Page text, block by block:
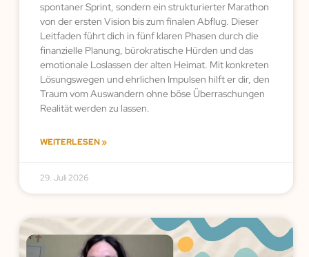
spontaner Sprint, sondern ein strukturierter Marathon
von der ersten Vision bis zum finalen Abflug. Dieser
Leitfaden führt dich in fünf klaren Phasen durch die
finanzielle Planung, bürokratische Hürden und das
emotionale Loslassen der alten Heimat. Mit konkreten
Lösungswegen und ehrlichen Impulsen hilft er dir, den
Traum vom Auswandern ohne böse Überraschungen
Realität werden zu lassen.
WEITERLESEN »
29. Juli 2026